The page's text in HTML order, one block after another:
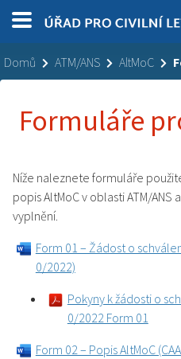
Domů ATM/ANS AltMoC
Formuláře
Níže naleznete formuláře
popis AltMoC v oblasti ATM/
vyplnění.
Form 01 – Žádost o
0/2022)
Pokyny k žádosti o
0/2022 Form 01
Form 02 – Popis AltMoC